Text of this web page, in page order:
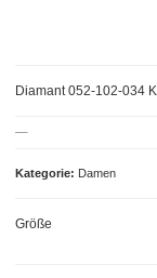
Kategorie Damen
Diamant 052-102-034
Größe